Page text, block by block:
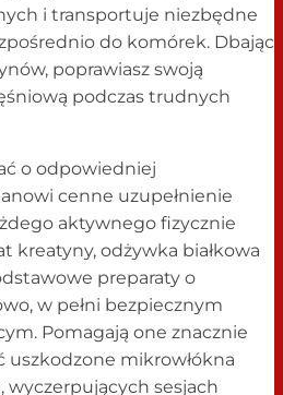
i transportuje niezbędne
do komórek. Dbając
poprawiasz swoją
podczas trudnych
o odpowiedniej
cenne uzupełnienie
aktywnego fizycznie
kreatyny, odżywka białkowa
preparaty o
w pełni bezpiecznym
Pomagają one znacznie
mikrowłókna
wyczerpujących sesjach